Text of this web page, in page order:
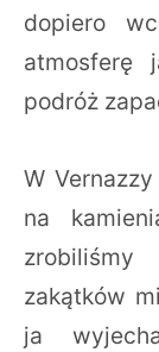
dopiero
atmosferę
podróż
W
na
zakątków
ja